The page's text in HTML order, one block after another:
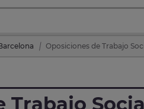
Oposiciones de Trabajo
Trabajo